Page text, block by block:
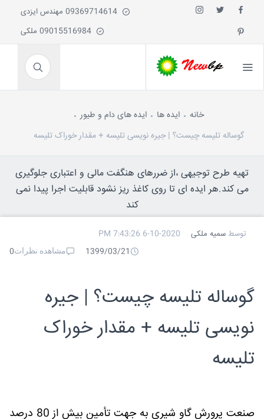
خانه ایده ها
ایده های دام و طیور
گوساله تلیسه چیست؟ | جیره نویسی تلیسه + مقدار خوراک تلیسه
تهیه طرح توجیهی ،از ضررهای هنگفت مالی و اعتباری جلوگیری
می کند.هر ایده ای تا روی کاغذ ریز نشود قابلیت اجرا پیدا نمی
کند
توسط سمیه ملکی
6-10-2020 7:43:26 PM
1399/03/21
مشاهده نظرات0
گوساله تلیسه چیست؟ | جیره
نویسی تلیسه + مقدار خوراک
تلیسه
صنعت پرورش گاو شیری به جهت تأمین بیش از 80 درصد